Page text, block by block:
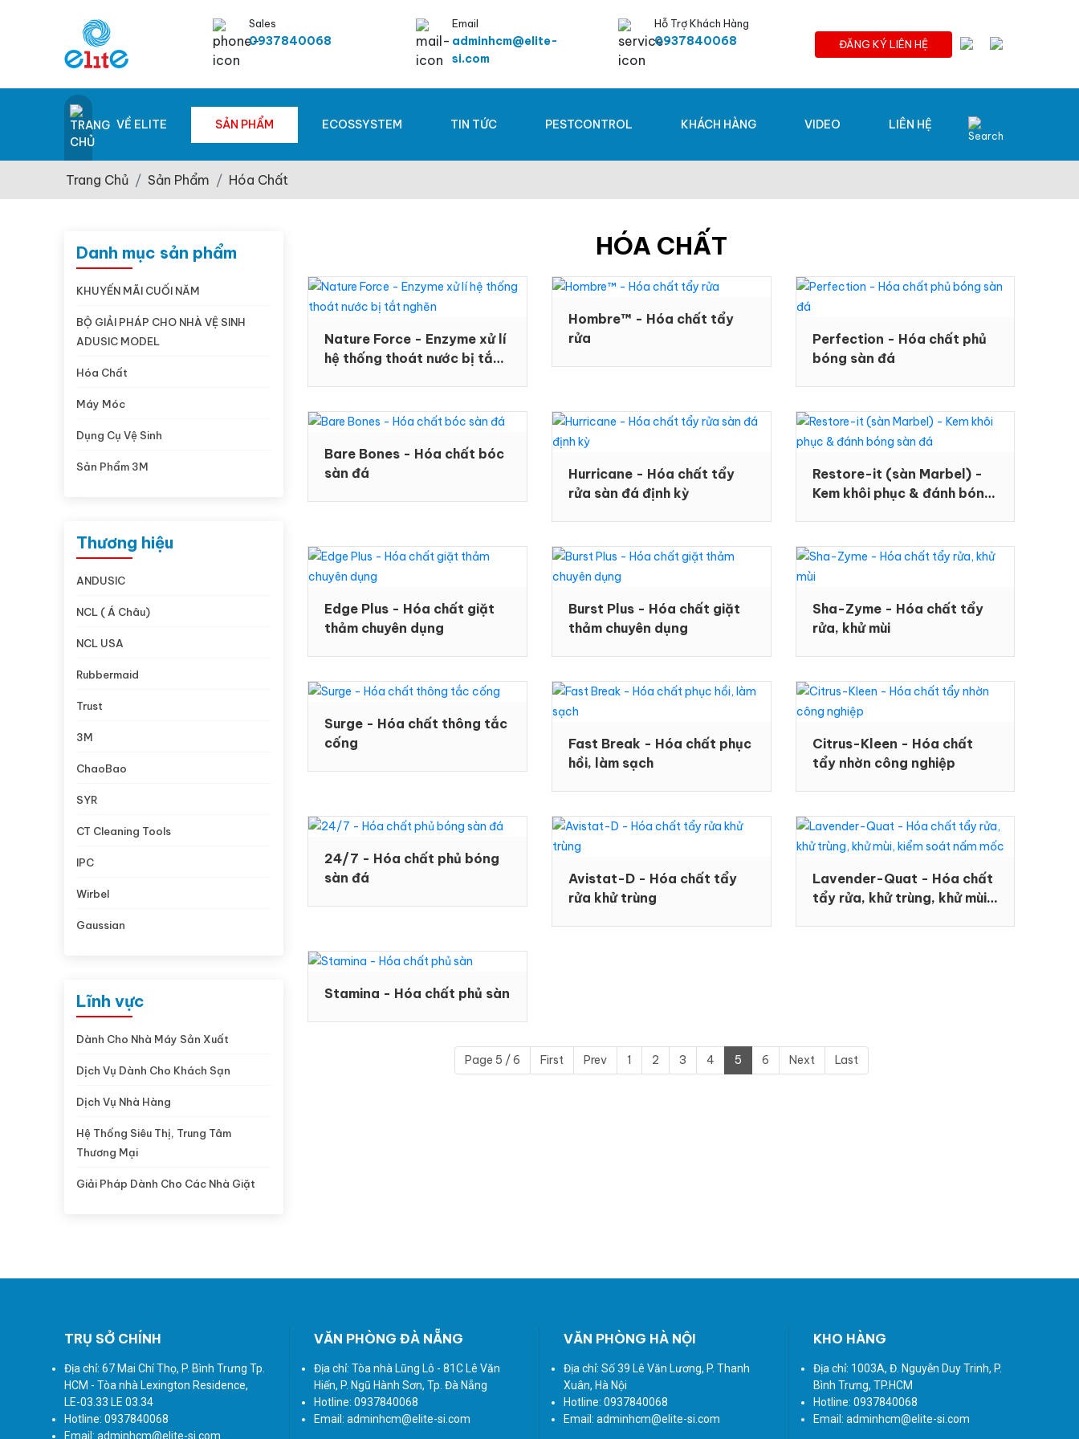
Sales
0937840068
Email
adminhcm@elite-
si.com
Hỗ Trợ Khách Hàng
0937840068 ĐĂNG KÝ LIÊN HỆ
VỀ ELITE SẢN PHẨM ECOSSYSTEM TIN TỨC PESTCONTROL KHÁCH HÀNG VIDEO LIÊN HỆ
Nội dung
Trang Chủ Sản Phẩm Hóa Chất
Danh mục sản phẩm
KHUYẾN MÃI CUỐI NĂM
BỘ GIẢI PHÁP CHO NHÀ VỆ SINH
ADUSIC MODEL
Hóa Chất
Máy Móc
Dụng Cụ Vệ Sinh
Sản Phẩm 3M
Thương hiệu
ANDUSIC
NCL ( Á Châu)
NCL USA
Rubbermaid
Trust
3M
ChaoBao
SYR
CT Cleaning Tools
IPC
Wirbel
Gaussian
Lĩnh vực
Dành Cho Nhà Máy Sản Xuất
Dịch Vụ Dành Cho Khách Sạn
Dịch Vụ Nhà Hàng
Hệ Thống Siêu Thị, Trung Tâm
Thương Mại
Giải Pháp Dành Cho Các Nhà Giặt
HÓA CHẤT
Nature Force - Enzyme xử lí
hệ thống thoát nước bị tắt
Hombre™ - Hóa chất tẩy
rửa
Perfection - Hóa chất phủ
bóng sàn đá
Bare Bones - Hóa chất bóc
sàn đá
Hurricane - Hóa chất tẩy
rửa sàn đá định kỳ
Restore-it (sàn Marbel) -
Kem khôi phục & đánh bóng
Edge Plus - Hóa chất giặt
thảm chuyên dụng
Burst Plus - Hóa chất giặt
thảm chuyên dụng
Sha-Zyme - Hóa chất tẩy
rửa, khử mùi
Surge - Hóa chất thông tắc
cống
Fast Break - Hóa chất phục
hồi, làm sạch
Citrus-Kleen - Hóa chất
tẩy nhờn công nghiệp
24/7 - Hóa chất phủ bóng
sàn đá
Avistat-D - Hóa chất tẩy
rửa khử trùng
Lavender-Quat - Hóa chất
tẩy rửa, khử trùng, khử mùi,
Stamina - Hóa chất phủ sàn
Page 5 / 6 First Prev 1 2 3 4 5 6 Next Last
TRỤ SỞ CHÍNH
Địa chỉ: 67 Mai Chí Thọ, P. Bình Trưng Tp.
HCM - Tòa nhà Lexington Residence,
LE-03.33 LE 03.34
Hotline: 0937840068
Email: adminhcm@elite-si.com
VĂN PHÒNG ĐÀ NẴNG
Địa chỉ: Tòa nhà Lũng Lô - 81C Lê Văn
Hiến, P. Ngũ Hành Sơn, Tp. Đà Nẵng
Hotline: 0937840068
Email: adminhcm@elite-si.com
VĂN PHÒNG HÀ NỘI
Địa chỉ: Số 39 Lê Văn Lương, P. Thanh
Xuân, Hà Nội
Hotline: 0937840068
Email: adminhcm@elite-si.com
KHO HÀNG
Địa chỉ: 1003A, Đ. Nguyễn Duy Trinh, P.
Bình Trưng, TP.HCM
Hotline: 0937840068
Email: adminhcm@elite-si.com